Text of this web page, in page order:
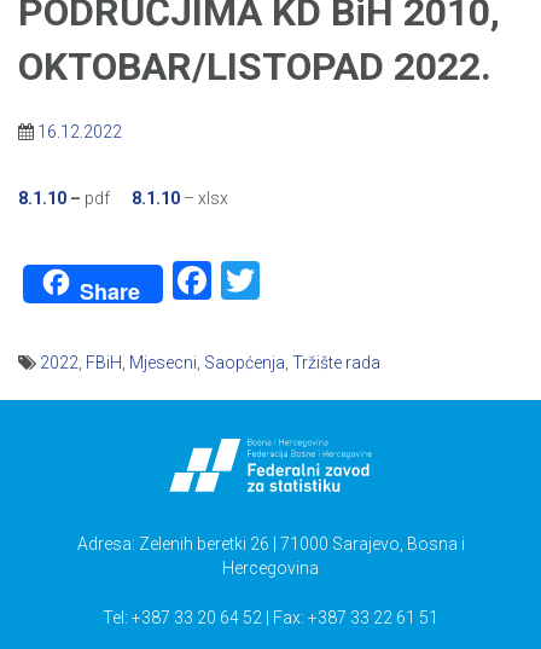
PODRUČJIMA KD BiH 2010,
OKTOBAR/LISTOPAD 2022.
16.12.2022
8.1.10 – pdf 8.1.10 – xlsx
Share Facebook
2022 FBiH Mjesecni Saopćenja Tržište rada
Adresa: Zelenih beretki 26 | 71000 Sarajevo, Bosna i
Hercegovina
Tel: +387 33 20 64 52 | Fax: +387 33 22 61 51